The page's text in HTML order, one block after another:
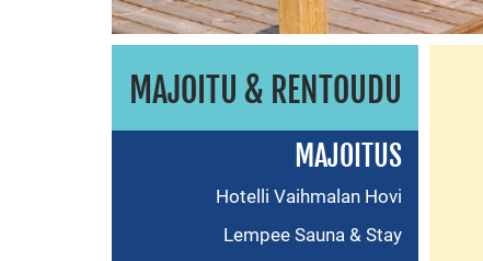
MAJOITU & RENTOUDU
MAJOITUS
Hotelli Vaihmalan Hovi
Lempee Sauna & Stay